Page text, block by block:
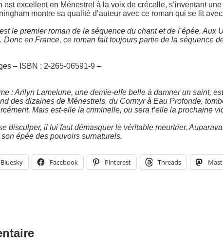
est excellent en Ménestrel à la voix de crécelle, s’inventant
montre sa qualité d’auteur avec ce roman qui se lit
le premier roman de la séquence du chant et de l’épée. Aux
Donc en France, ce roman fait toujours partie de la séquence
– ISBN : 2-265-06591-9 –
: Arilyn Lamelune, une demie-elfe belle à damner un saint,
des dizaines de Ménestrels, du Cormyr à Eau Profonde,
Mais est-elle la criminelle, ou sera t’elle la prochaine
disculper, il lui faut démasquer le véritable meurtrier.
épée des pouvoirs surnaturels.
Bluesky Facebook Pinterest Threads